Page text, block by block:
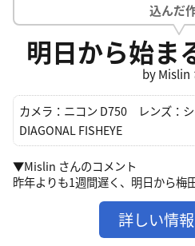
込んだ
明日から始ま
by Mislin
カメラ： ニコン D750 レンズ：
DIAGONAL FISHEYE
▼Mislin さんのコメント
昨年よりも1週間遅く、明日から梅
詳しい情